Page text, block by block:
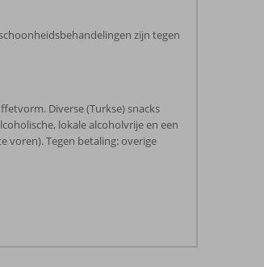
zijn tegen
Diverse (Turkse) snacks
lokale alcoholvrije en een
voren). Tegen betaling: overige